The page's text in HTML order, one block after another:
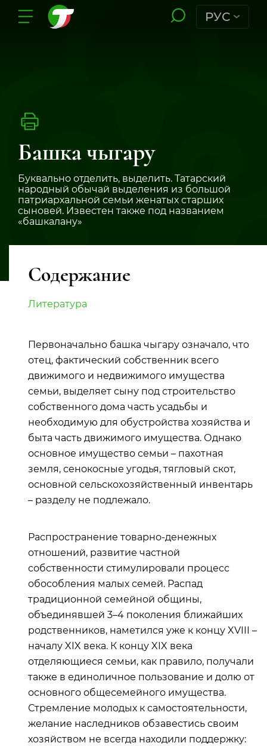
РУС
Башка чыгару
Буквально отделить, выделить. Татарский
народный обычай выделения из большой
патриархальной семьи женатых старших
сыновей. Известен также под названием
«башкалану»
Содержание
Литература
Первоначально башка чыгару означало, что
отец, фактический собственник всего
движимого и недвижимого имущества
семьи, выделяет сыну под строительство
собственного дома часть усадьбы и
необходимую для обустройства хозяйства и
быта часть движимого имущества. Однако
основное имущество семьи – пахотная
земля, сенокосные угодья, тягловый скот,
основной сельскохозяйственный инвентарь
– разделу не подлежало.
Распространение товарно-денежных
отношений, развитие частной
собственности стимулировали процесс
обособления малых семей. Распад
традиционной семейной общины,
объединявшей 3–4 поколения ближайших
родственников, наметился уже к концу XVIII –
началу XIX века. К концу XIX века
отделяющиеся семьи, как правило, получали
также в единоличное пользование и долю от
основного общесемейного имущества.
Стремление молодых к самостоятельности,
желание наследников обзавестись своим
хозяйством не всегда находили поддержку: